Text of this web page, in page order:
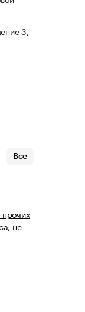
3,
Все
не